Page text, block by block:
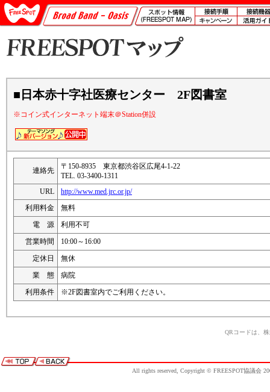
■日本赤十字社医療センター 2F図書室
※コイン式インターネット端末＠Station併設
連絡先
〒150-8935 東京都渋谷区広尾4-1-22
TEL. 03-3400-1311
URL
http://www.med.jrc.or.jp/
利用料金
無料
電 源
利用不可
営業時間
10:00～16:00
定休日
無休
業 態
病院
利用条件
※2F図書室内でご利用ください。
QRコードは、
All rights reserved, Copyright © FREESPOT協議会